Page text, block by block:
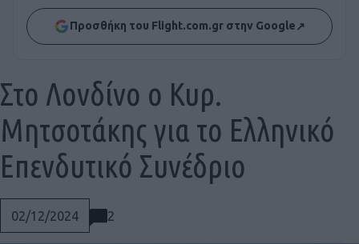
Προσθήκη του Flight.com.gr στην Google↗
02/12/2024 2
Στο Λονδίνο ο Κυρ.
Μητσοτάκης για το Ελληνικό
Επενδυτικό Συνέδριο